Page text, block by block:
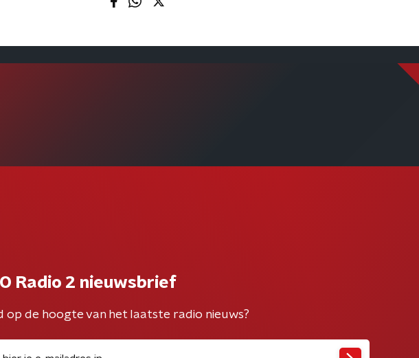
Radio 2 nieuwsbrief
op de hoogte van het laatste radio nieuws?